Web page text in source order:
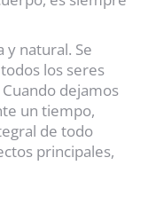
y natural. Se
los seres
Cuando dejamos
un tiempo,
de todo
principales,